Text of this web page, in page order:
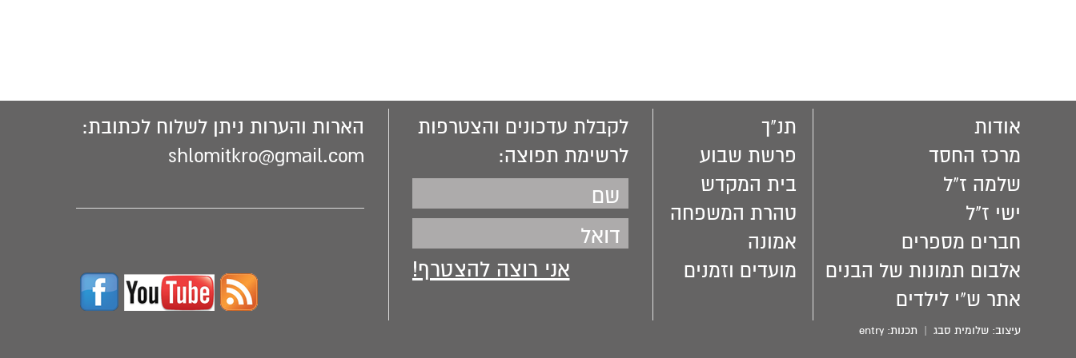
אודות
מרכז החסד
שלמה ז"ל
ישי ז"ל
חברים מספרים
אלבום תמונות של הבנים
אתר ש"י לילדים
תנ"ך
פרשת שבוע
בית המקדש
טהרת המשפחה
אמונה
מועדים וזמנים
לקבלת עדכונים והצטרפות
לרשימת תפוצה:
הארות והערות ניתן לשלוח לכתובת:
shlomitkro@gmail.com
עיצוב:שלומית סבג | תכנות:entry